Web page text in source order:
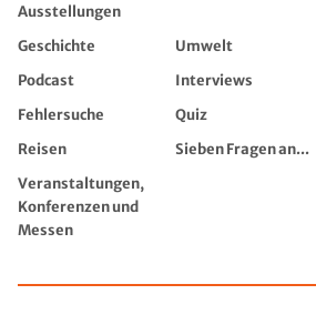
Ausstellungen
Geschichte Umwelt
Podcast
Interviews
Fehlersuche
Quiz
Reisen
Sieben Fragen an...
Veranstaltungen,
Konferenzen und
Messen